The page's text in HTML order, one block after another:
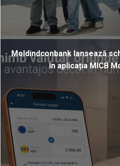
Moldindconbank lansează
în aplicația MICB